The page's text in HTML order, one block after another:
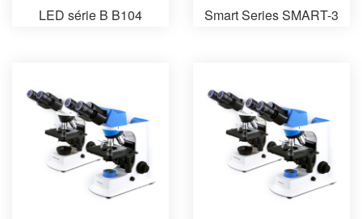
LED série B B104
Smart Series SMART-3